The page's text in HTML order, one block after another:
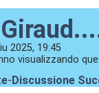
2025, 19:45
visualizzando
- Discussione